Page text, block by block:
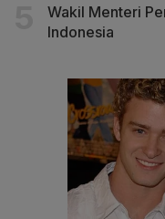
Wakil Menteri
Indonesia